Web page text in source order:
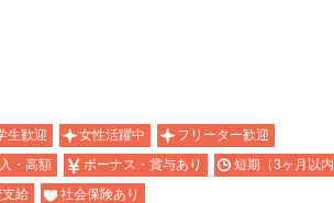
生歓迎 女性活躍中
フリーター歓迎
・高額 ボーナス・賞与あり
短期（3ヶ月以
給
社会保険あり